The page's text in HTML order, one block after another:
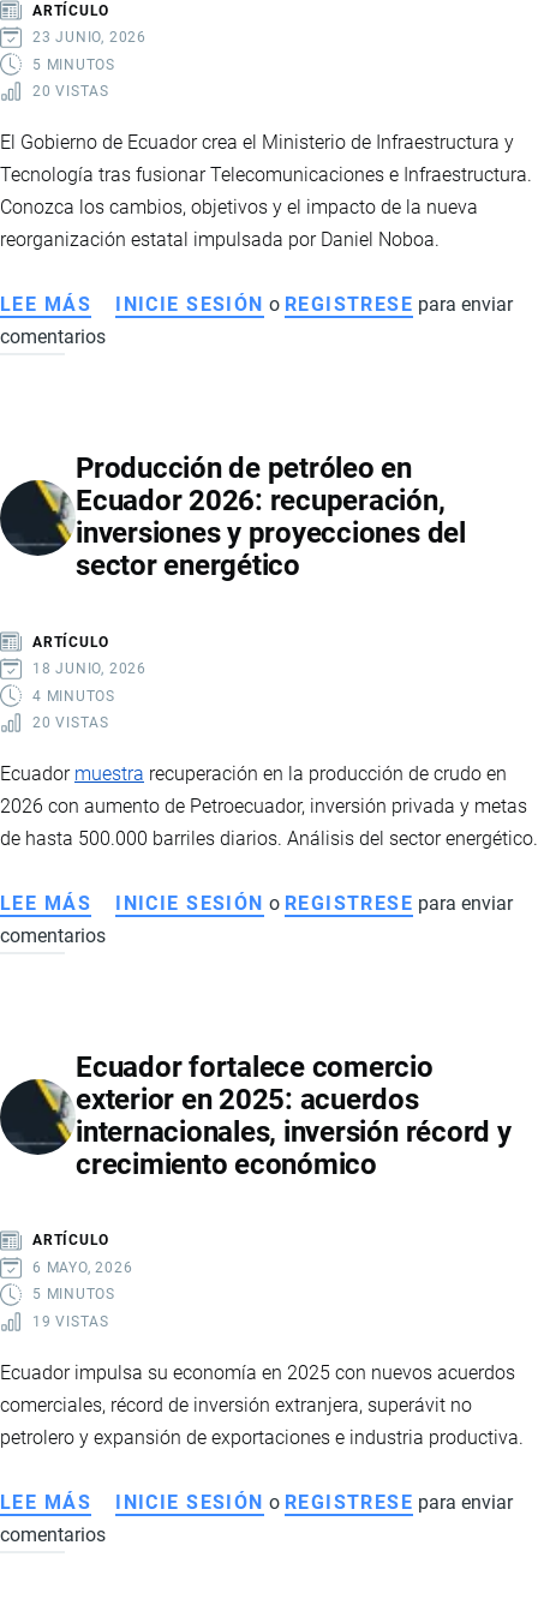
MUNDIALES
QUE
TRANSFORMAN
ARTÍCULO
23 JUNIO, 2026
5 MINUTOS
20 VISTAS
El Gobierno de Ecuador crea el Ministerio de Infraestructura y
Tecnología tras fusionar Telecomunicaciones e Infraestructura.
Conozca los cambios, objetivos y el impacto de la nueva
reorganización estatal impulsada por Daniel Noboa.
LEE MÁS SOBRE
ECUADOR
DE
INFRAESTRUCTURA
Y
TECNOLOGÍA:
LA
REFORMA
ESTATAL
INICIE SESIÓN o REGISTRESE para enviar
comentarios
Producción de petróleo en
Ecuador 2026: recuperación,
inversiones y proyecciones del
sector energético
ARTÍCULO
18 JUNIO, 2026
4 MINUTOS
20 VISTAS
Ecuador muestra recuperación en la producción de crudo en
2026 con aumento de Petroecuador, inversión privada y metas
de hasta 500.000 barriles diarios. Análisis del sector energético.
LEE MÁS SOBRE
PRODUCCIÓN
ECUADOR
2026:
RECUPERACIÓN,
INVERSIONES
DEL
SECTOR
ENERGÉTICO
INICIE SESIÓN o REGISTRESE para enviar
comentarios
Ecuador fortalece comercio
exterior en 2025: acuerdos
internacionales, inversión récord y
crecimiento económico
ARTÍCULO
6 MAYO, 2026
5 MINUTOS
19 VISTAS
Ecuador impulsa su economía en 2025 con nuevos acuerdos
comerciales, récord de inversión extranjera, superávit no
petrolero y expansión de exportaciones e industria productiva.
LEE MÁS SOBRE
ECUADOR
INICIE SESIÓN o REGISTRESE para enviar
comentarios